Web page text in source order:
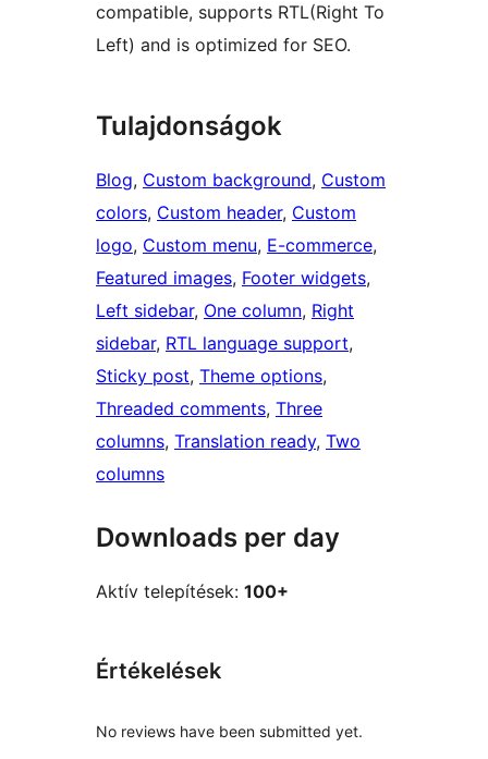
compatible, supports RTL(Right To
Left) and is optimized for SEO.
Tulajdonságok
Blog, Custom background, Custom
colors, Custom header, Custom
logo, Custom menu, E-commerce
Featured images, Footer widgets
Left sidebar, One column, Right
sidebar, RTL language support
Sticky post, Theme options
Threaded comments, Three
columns, Translation ready, Two
columns
Downloads per day
Aktív telepítések: 100+
Értékelések
No reviews have been submitted yet.